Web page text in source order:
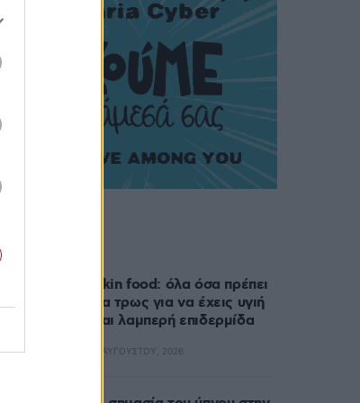
Skin food: όλα όσα πρέπει
να τρως για να έχεις υγιή
και λαμπερή επιδερμίδα
7 ΑΥΓΟΎΣΤΟΥ, 2026